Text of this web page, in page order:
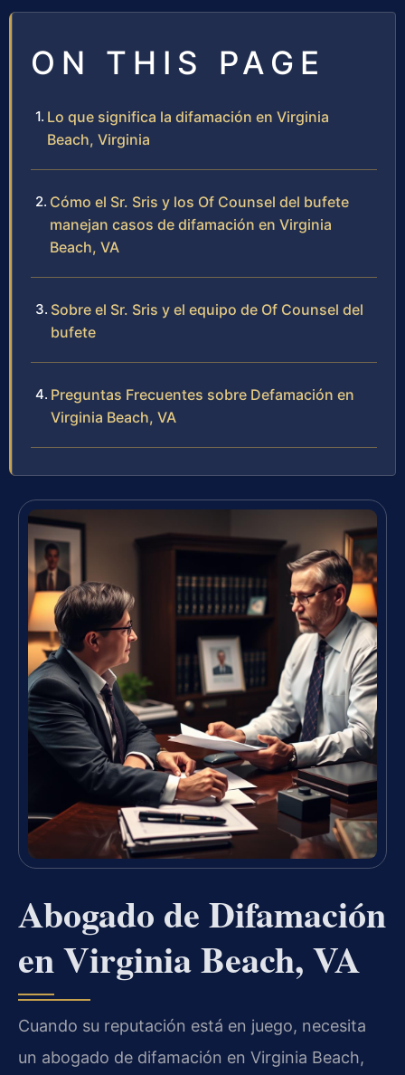
ON THIS PAGE
Lo que significa la difamación en Virginia
Beach, Virginia
Cómo el Sr. Sris y los Of Counsel del bufete
manejan casos de difamación en Virginia
Beach, VA
Sobre el Sr. Sris y el equipo de Of Counsel del
bufete
Preguntas Frecuentes sobre Defamación en
Virginia Beach, VA
Abogado de Difamación
en Virginia Beach, VA
Cuando su reputación está en juego, necesita
un abogado de difamación en Virginia Beach,